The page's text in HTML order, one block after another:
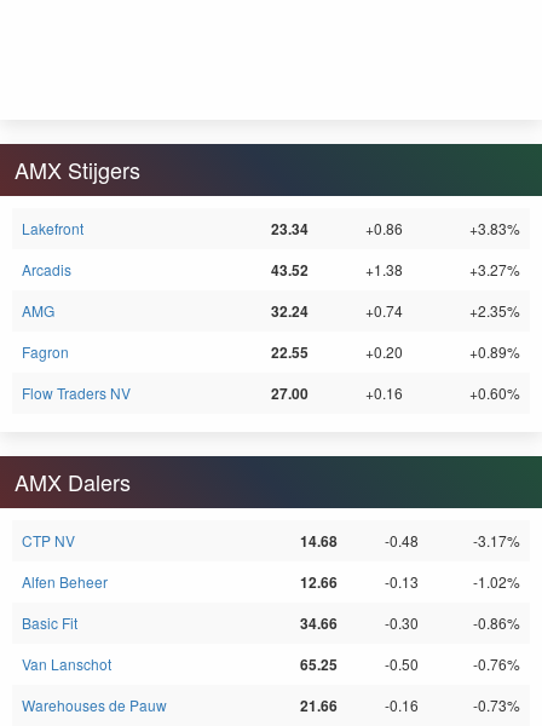
AMX Stijgers
Lakefront 23.34 +0.86
+3.83%
Arcadis
43.52 +1.38
+3.27%
AMG
32.24 +0.74
+2.35%
Fagron
22.55 +0.20
+0.89%
Flow Traders NV
27.00 +0.16 +0.60%
AMX Dalers
CTP NV 14.68 -0.48
-3.17%
Alfen Beheer
12.66 -0.13
-1.02%
Basic Fit
34.66 -0.30
-0.86%
Van Lanschot
65.25 -0.50
-0.76%
Warehouses de Pauw
21.66 -0.16 -0.73%